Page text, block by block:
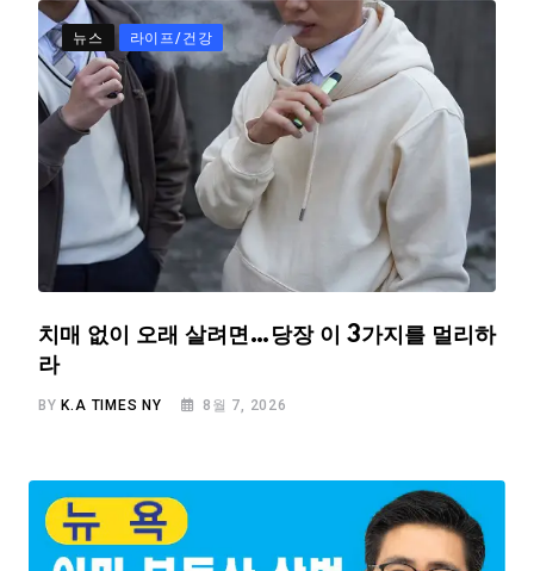
뉴스 라이프/건강
치매 없이 오래 살려면…당장 이 3가지를 멀리하
라
BYK.A TIMES NY 8월 7, 2026